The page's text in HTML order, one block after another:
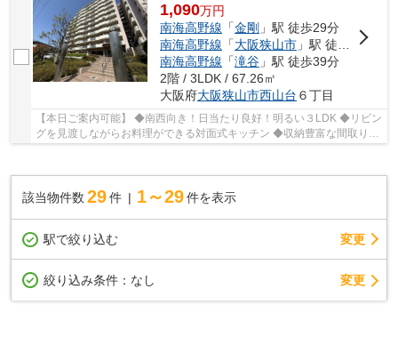
1,090万円
南海高野線 「金剛 」駅 徒歩29分
南海高野線 「大阪狭山市」駅 徒歩37分
南海高野線 「滝谷」駅 徒歩39分
2階 / 3LDK / 67.26㎡
大阪府大阪狭山市西山台 ６丁目
【本日ご案内可能】 ◆南西向き！日当たり良好！明るい３LDK ◆リビン
グを見渡しながらお料理ができる対面式キッチン ◆収納豊富な間取りで
該当物件数 29件 1～29 件を表示
駅で絞り込む 変更
絞り込み条件： なし 変更